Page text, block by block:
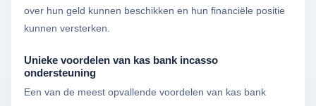
over hun geld kunnen beschikken en hun financiële positie
kunnen versterken.
Unieke voordelen van kas bank incasso
ondersteuning
Een van de meest opvallende voordelen van kas bank